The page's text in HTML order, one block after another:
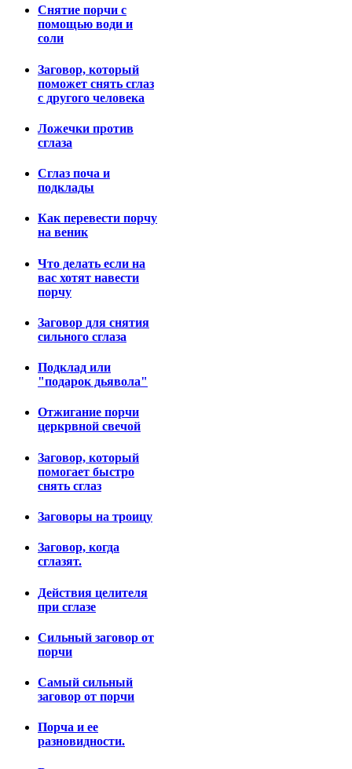
Снятие порчи с
помощью води и
соли
Заговор, который
поможет снять сглаз
с другого человека
Ложечки против
сглаза
Сглаз поча и
подклады
Как перевести порчу
на веник
Что делать если на
вас хотят навести
порчу
Заговор для снятия
сильного сглаза
Подклад или
"подарок дьявола"
Отжигание порчи
церкрвной свечой
Заговор, который
помогает быстро
снять сглаз
Заговоры на троицу
Заговор, когда
сглазят.
Действия целителя
при сглазе
Сильный заговор от
порчи
Самый сильный
заговор от порчи
Порча и ее
разновидности.